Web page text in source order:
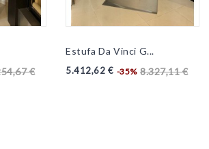
€
Estufa Da Vinci G...
Preu
5.412,62 € -35% Preu
8.327,11 €